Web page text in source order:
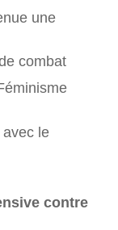
une
combat
le
contre